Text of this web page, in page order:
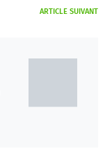
ARTICLE SUIVANT